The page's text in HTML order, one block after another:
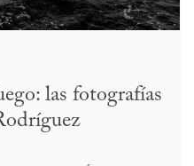
las fotografías